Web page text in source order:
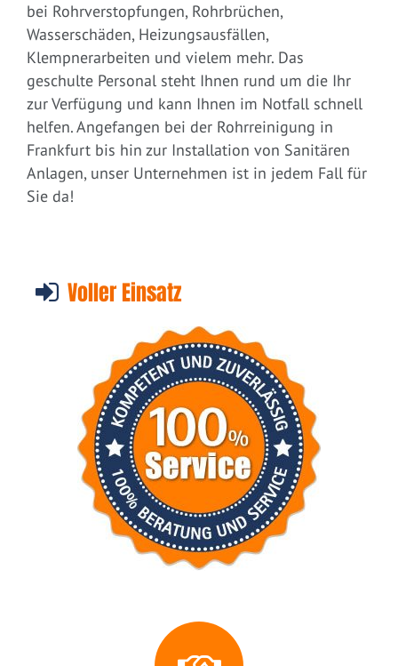
bei Rohrverstopfungen, Rohrbrüchen,
Wasserschäden, Heizungsausfällen,
Klempnerarbeiten und vielem mehr. Das
geschulte Personal steht Ihnen rund um die Ihr
zur Verfügung und kann Ihnen im Notfall schnell
helfen. Angefangen bei der Rohrreinigung in
Frankfurt bis hin zur Installation von Sanitären
Anlagen, unser Unternehmen ist in jedem Fall für
Sie da!
Voller Einsatz